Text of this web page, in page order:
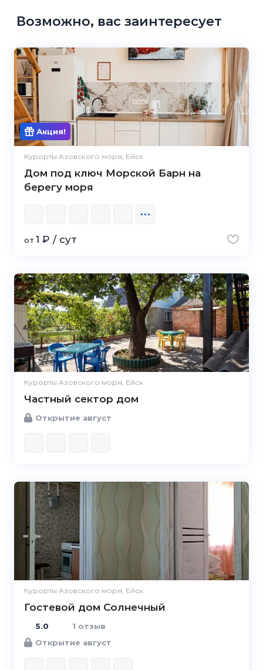
Возможно, вас заинтересует
Акция!
Курорты Азовского моря, Ейск
Дом под ключ Морской Барн на
берегу моря
от 1 ₽ / сут
Курорты Азовского моря, Ейск
Частный сектор дом
Открытие август
Курорты Азовского моря, Ейск
Гостевой дом Солнечный
5.0
1 отзыв
Открытие август